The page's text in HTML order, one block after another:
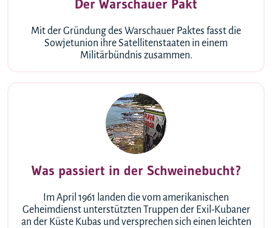
Der Warschauer Pakt
Mit der Gründung des Warschauer Paktes fasst die
Sowjetunion ihre Satellitenstaaten in einem
Militärbündnis zusammen.
Was passiert in der Schweinebucht?
Im April 1961 landen die vom amerikanischen
Geheimdienst unterstützten Truppen der Exil-Kubaner
an der Küste Kubas und versprechen sich einen leichten